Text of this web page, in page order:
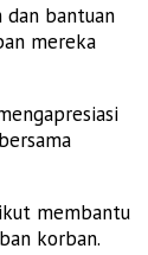
dan bantuan
mereka
membantu
korban.